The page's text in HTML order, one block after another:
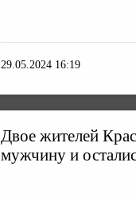
29.05.2024 16:19
Двое жителей
мужчину и